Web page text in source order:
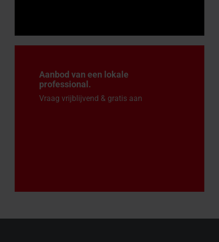
Aanbod van een lokale
professional.
Vraag vrijblijvend & gratis aan